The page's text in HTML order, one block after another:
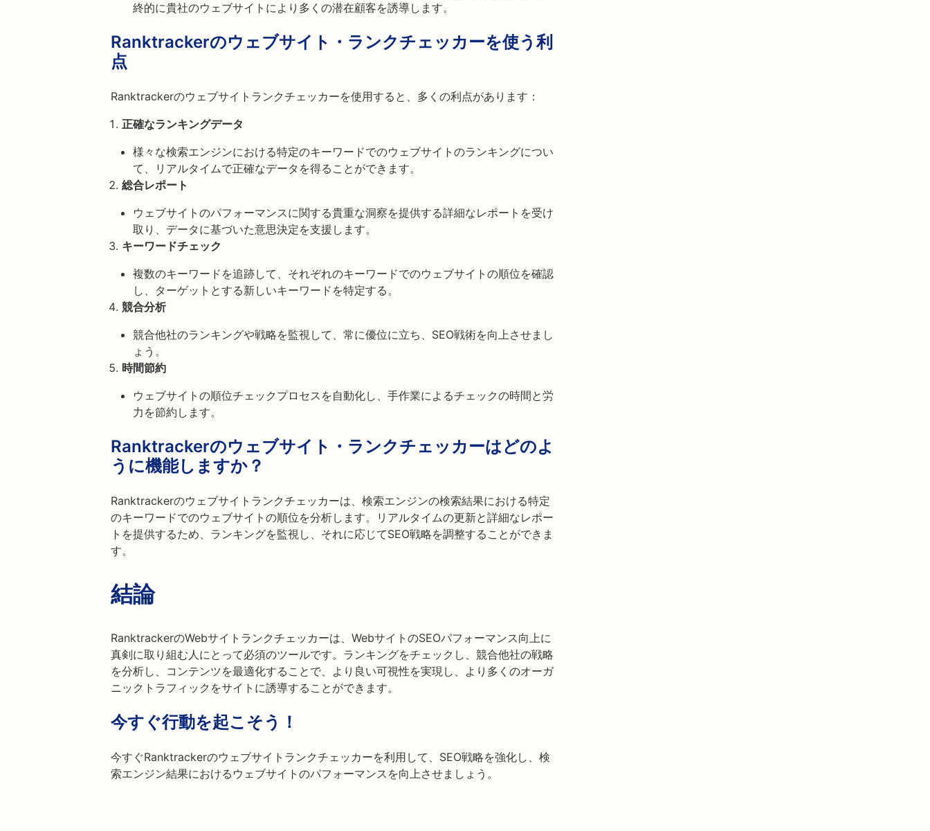
終的に貴社のウェブサイトにより多くの潜在顧客を誘導します。
Ranktrackerのウェブサイト・ランクチェッカーを使う利
点
Ranktrackerのウェブサイトランクチェッカーを使用すると、多くの利点があります：
正確なランキングデータ
様々な検索エンジンにおける特定のキーワードでのウェブサイトのランキングについ
て、リアルタイムで正確なデータを得ることができます。
総合レポート
ウェブサイトのパフォーマンスに関する貴重な洞察を提供する詳細なレポートを受け
取り、データに基づいた意思決定を支援します。
キーワードチェック
複数のキーワードを追跡して、それぞれのキーワードでのウェブサイトの順位を確認
し、ターゲットとする新しいキーワードを特定する。
競合分析
競合他社のランキングや戦略を監視して、常に優位に立ち、SEO戦術を向上させまし
ょう。
時間節約
ウェブサイトの順位チェックプロセスを自動化し、手作業によるチェックの時間と労
力を節約します。
Ranktrackerのウェブサイト・ランクチェッカーはどのよ
うに機能しますか？
Ranktrackerのウェブサイトランクチェッカーは、検索エンジンの検索結果における特定
のキーワードでのウェブサイトの順位を分析します。リアルタイムの更新と詳細なレポー
トを提供するため、ランキングを監視し、それに応じてSEO戦略を調整することができま
す。
結論
RanktrackerのWebサイトランクチェッカーは、WebサイトのSEOパフォーマンス向上に
真剣に取り組む人にとって必須のツールです。ランキングをチェックし、競合他社の戦略
を分析し、コンテンツを最適化することで、より良い可視性を実現し、より多くのオーガ
ニックトラフィックをサイトに誘導することができます。
今すぐ行動を起こそう！
今すぐRanktrackerのウェブサイトランクチェッカーを利用して、SEO戦略を強化し、検
索エンジン結果におけるウェブサイトのパフォーマンスを向上させましょう。